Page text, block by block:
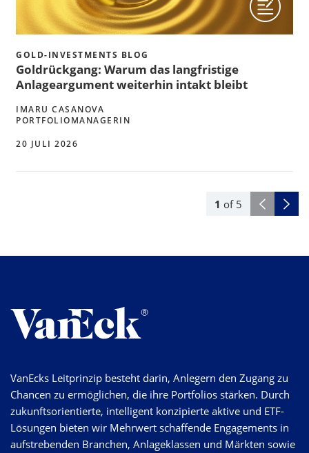
1 of 5
GOLD-INVESTMENTS BLOG
Goldrückgang: Warum das langfristige
Anlageargument weiterhin intakt bleibt
IMARU CASANOVA
PORTFOLIOMANAGERIN
20 JULI 2026
VanEcks Leitprinzip besteht darin, Anlegern den Zugang zu
Chancen zu ermöglichen, die ihre Portfolios stärken. Durch
zukunftsorientierte, intelligent konzipierte aktive und ETF-
Lösungen bieten wir Mehrwert schaffende Engagements in
aufstrebenden Branchen, Anlageklassen und Märkten sowie